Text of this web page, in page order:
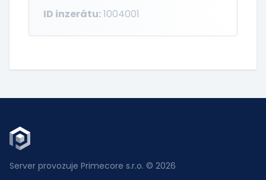
ID inzerátu:1004001
Server provozuje Primecore s.r.o. © 2026